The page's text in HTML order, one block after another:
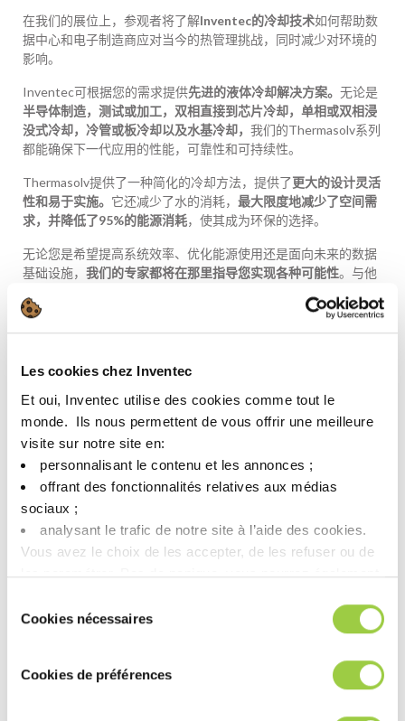
Les cookies chez Inventec
Et oui, Inventec utilise des cookies comme tout le
monde. ​ Ils nous permettent de vous offrir une meilleure
visite sur notre site en:​
personnalisant le contenu et les annonces ;​
offrant des fonctionnalités relatives aux médias
sociaux ; ​
analysant le trafic de notre site à l’aide des cookies.​
Vous avez le choix de les accepter, de les refuser ou de
les paramétrer.​ Pas de panique, vous pourrez également
cookies.​ ​ ​
duCookies nécessaires
Cookies de préférences
在我们的展位上，参观者将了解Inventec的冷却技术如何帮助数
据中心和电子制造商应对当今的热管理挑战，同时减少对环境的
影响。
Inventec可根据您的需求提供先进的液体冷却解决方案。 无论是
半导体制造，测试或加工，双相直接到芯片冷却，单相或双相浸
没式冷却，冷管或板冷却以及水基冷却， 我们的Thermasolv系列
都能确保下一代应用的性能，可靠性和可持续性。
Thermasolv提供了一种简化的冷却方法，提供了更大的设计灵活
性和易于实施。 它还减少了水的消耗， 最大限度地减少了空间需
求，并降低了95%的能源消耗，使其成为环保的选择。
无论您是希望提高系统效率、优化能源使用还是面向未来的数据
基础设施， 我们的专家都将在那里指导您实现各种可能性。与他
您的数据中心运营。
欢迎光临SEMICON Japan 2025 – Tokyo Big Sight -展位E4625
🗓 2025年12月17日至19日
想了解更多？
点击这里与我们的团队取得联系